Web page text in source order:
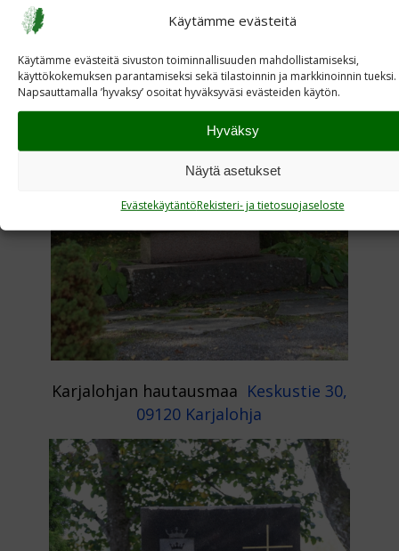
Käytämme evästeitä
Käytämme evästeitä sivuston toiminnallisuuden mahdollistamiseksi,
käyttökokemuksen parantamiseksi sekä tilastoinnin ja markkinoinnin tueksi.
Napsauttamalla ’hyvaksy’ osoitat hyväksyväsi evästeiden käytön.
Hyväksy
Näytä asetukset
EvästekäytäntöRekisteri- ja tietosuojaseloste
Karjalohjan hautausmaa Keskustie 30,
09120 Karjalohja